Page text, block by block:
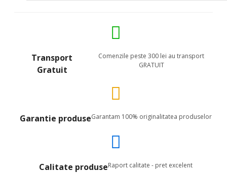
Transport
Gratuit
Comenzile peste 300 lei au transport
GRATUIT
Garantie produseGarantam 100% originalitatea produselor
Calitate produseRaport calitate - pret excelent